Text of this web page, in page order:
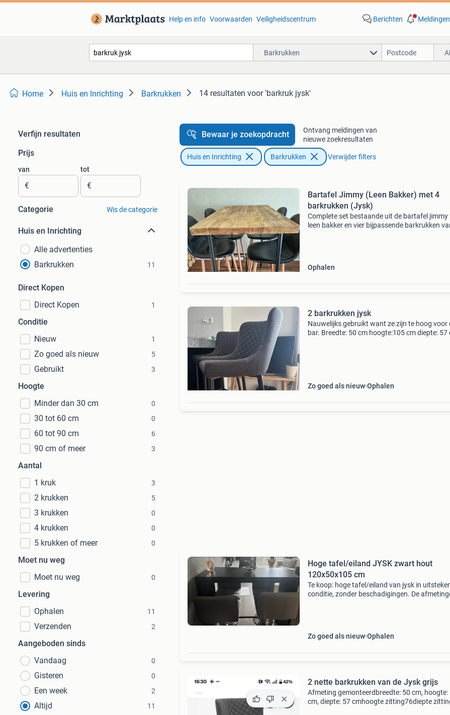
Help en info Voorwaarden Veiligheidscentrum Berichten Meldingen
Barkrukken
Home Huis en Inrichting Barkrukken 14 resultaten voor 'barkruk jysk'
Verfijn resultaten
Prijs
van
€
tot
€
Categorie Wis de categorie
Huis en Inrichting
Alle advertenties
Barkrukken
11
Direct Kopen
Direct Kopen
1
Conditie
Nieuw
1
Zo goed als nieuw 5
Gebruikt 3
Hoogte
Minder dan 30 cm
0
30 tot 60 cm 0
60 tot 90 cm 6
90 cm of meer 3
Aantal
1 kruk
3
2 krukken 5
3 krukken 0
4 krukken 0
5 krukken of meer 0
Moet nu weg
Moet nu weg
0
Levering
Ophalen
11
Verzenden 2
Aangeboden sinds
Vandaag
0
Gisteren 0
Een week 2
Altijd 11
Bewaar je zoekopdracht
Ontvang meldingen van
nieuwe zoekresultaten
Huis en Inrichting Barkrukken Verwijder filters
Bartafel Jimmy (Leen Bakker) met 4
barkrukken (Jysk)
Complete set bestaande uit de bartafel jimmy
leen bakker en vier bijpassende barkrukken
Ophalen
2 barkrukken jysk
Nauwelijks gebruikt want ze zijn te hoog voor
bar. Breedte: 50 cm hoogte:105 cm diepte: 57
Zo goed als nieuw Ophalen
Hoge tafel/eiland JYSK zwart hout
120x50x105 cm
Te koop: hoge tafel/eiland van jysk in
conditie, zonder beschadigingen. De
Zo goed als nieuw Ophalen
2 nette barkrukken van de Jysk grijs
Afmeting gemonteerdbreedte: 50 cm, hoogte:
cm, diepte: 57 cmhoogte zitting76diepte